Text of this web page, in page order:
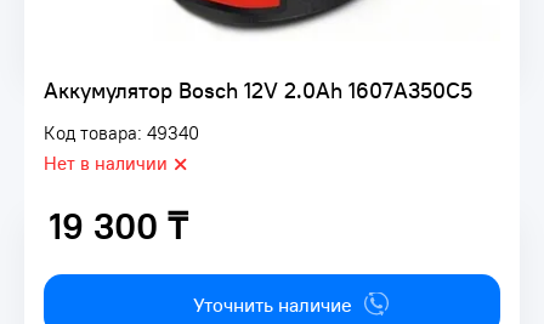
Аккумулятор Bosch 12V 2.0Ah 1607A350C5
Код товара: 49340
Нет в наличии
19 300 ₸
19 300 ₸
Уточнить наличие